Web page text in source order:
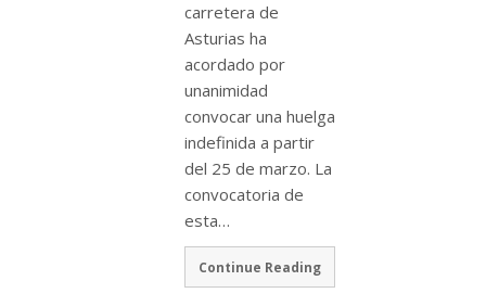
carretera de
Asturias ha
acordado por
unanimidad
convocar una huelga
indefinida a partir
del 25 de marzo. La
convocatoria de
esta…
Continue Reading